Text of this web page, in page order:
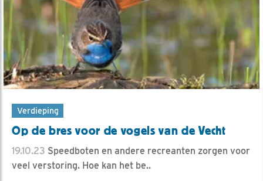
Verdieping
Op de bres voor de vogels van de Vecht
19.10.23 Speedboten en andere recreanten zorgen voor
veel verstoring. Hoe kan het be..